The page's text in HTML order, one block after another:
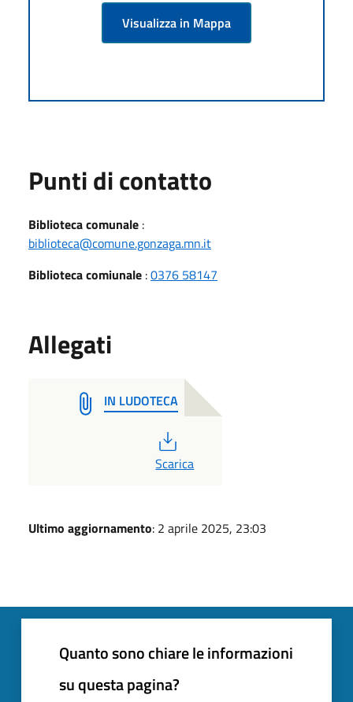
Visualizza in Mappa
Punti di contatto
Biblioteca comunale :
biblioteca@comune.gonzaga.mn.it
Biblioteca comiunale :0376 58147
Allegati
IN LUDOTECA
PDF
Scarica
Ultimo aggiornamento: 2 aprile 2025, 23:03
Quanto sono chiare le informazioni
su questa pagina?